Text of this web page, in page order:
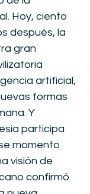
Hoy, ciento
después, la
gran
artificial,
formas
Y
participa
momento
visión de
confirmó